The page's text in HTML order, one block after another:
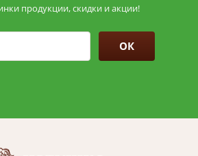
продукции, скидки и акции!
ОК